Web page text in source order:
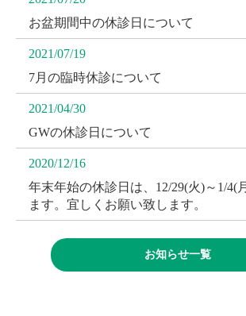
お盆期間中の休診日について
2021/07/19
7月の臨時休診について
2021/04/30
GWの休診日について
2020/12/16
年末年始の休診日は、12/29(火)～1/4(
ます。宜しくお願い致します。
2019/11/19
ささき歯科クリニックのホームページ
お知らせ一覧